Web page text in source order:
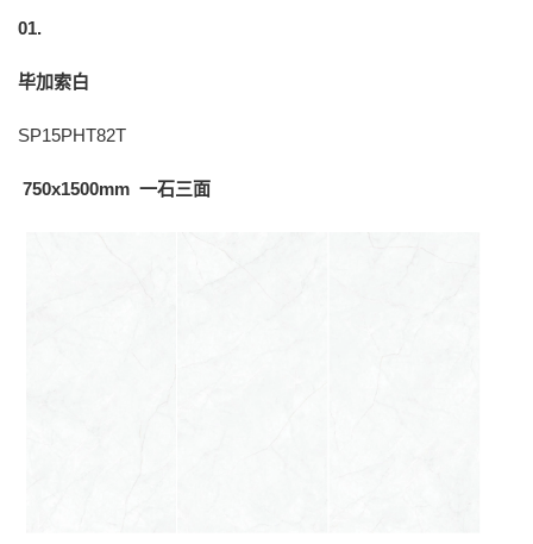
01.
毕加索白
SP15PHT82T
750x1500mm 一石三面